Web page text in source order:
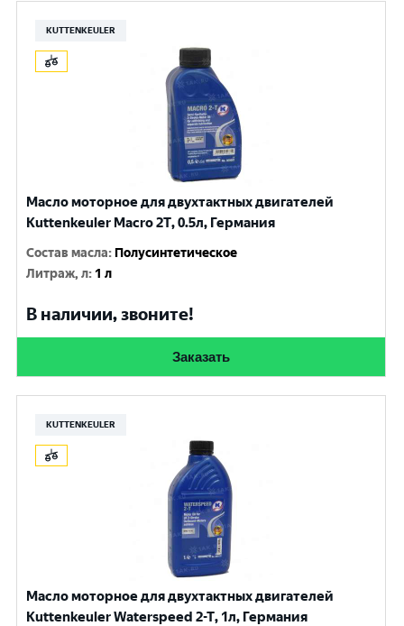
KUTTENKEULER
Масло моторное для двухтактных двигателей
Kuttenkeuler Macro 2T, 0.5л, Германия
Состав масла: Полусинтетическое
Литраж, л: 1 л
В наличии, звоните!
Заказать
KUTTENKEULER
Масло моторное для двухтактных двигателей
Kuttenkeuler Waterspeed 2-T, 1л, Германия